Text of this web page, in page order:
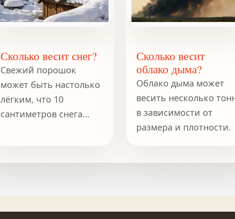
Сколько весит снег?
Свежий порошок
может быть настолько
лёгким, что 10
сантиметров снега
Сколько весит
облако дыма?
Облако дыма может
весить несколько
в зависимости от
размера и плотности.